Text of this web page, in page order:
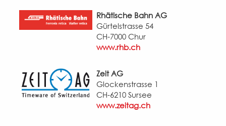
Rhätische Bahn AG
Gürtelstrasse 54
CH-7000 Chur
www.rhb.ch
Zeit AG
Glockenstrasse 1
CH-6210 Sursee
www.zeitag.ch